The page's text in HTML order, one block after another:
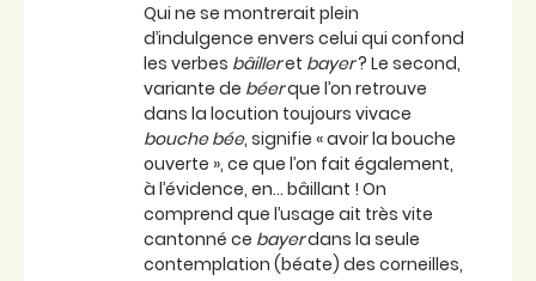
Qui ne se montrerait plein
d’indulgence envers celui qui confond
les verbes bâilleret bayer? Le second,
variante de béerque l’on retrouve
dans la locution toujours vivace
bouche bée, signifie « avoir la bouche
ouverte », ce que l’on fait également,
à l’évidence, en… bâillant ! On
comprend que l’usage ait très vite
cantonné ce bayerdans la seule
contemplation (béate) des corneilles,